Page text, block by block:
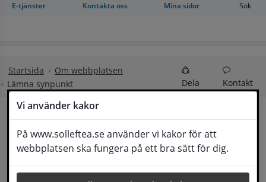
Vi använder kakor
På www.solleftea.se använder vi kakor för att
webbplatsen ska fungera på ett bra sätt för dig.
E-tjänster Kontakta oss Mina sidor Sök
Startsida
Om webbplatsen
Lämna synpunkt
Dela Kontakt
Lämna synpunkt
Här kan du lämna synpunkter, förslag och